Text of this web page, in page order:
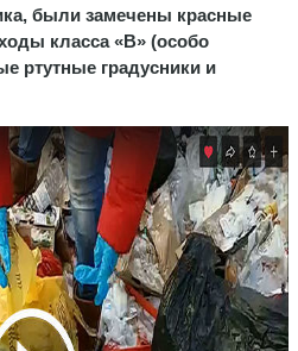
были замечены красные
класса «В» (особо
ртутные градусники и